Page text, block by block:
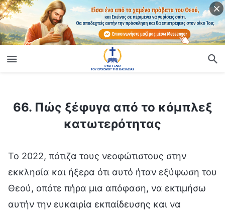
66. Πώς ξέφυγα από το κόμπλεξ κατωτερότητας
66. Πώς ξέφυγα από το κόμπλεξ
κατωτερότητας
Το 2022, πότιζα τους νεοφώτιστους στην
εκκλησία και ήξερα ότι αυτό ήταν εξύψωση του
Θεού, οπότε πήρα μια απόφαση, να εκτιμήσω
αυτήν την ευκαιρία εκπαίδευσης και να